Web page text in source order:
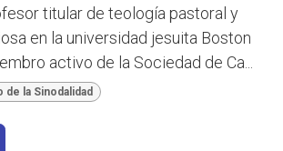
titular de teología pastoral y
en la universidad jesuita Boston
activo de la Sociedad de Ca...
de la Sinodalidad